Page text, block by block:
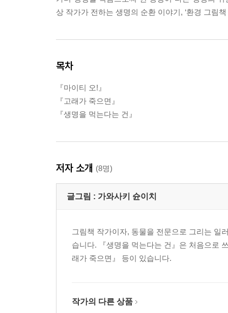
상 작가가 전하는 생명의 순환 이야기, ‘환경 그림
목차
『마이티 오!』
『고래가 죽으면』
『생명을 먹는다는 건』
저자 소개 (8명)
글그림 : 가와사키 슌이치
그림책 작가이자, 동물을 전문으로 그리는 일
습니다. 『생명을 먹는다는 건』은 처음으로
래가 죽으면』 등이 있습니다.
작가의 다른 상품